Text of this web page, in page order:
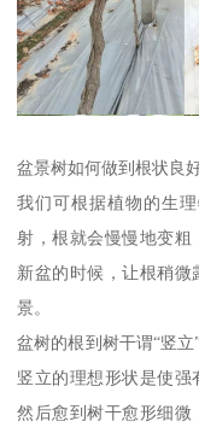
盆景树如何做到根状良
我们可根据植物的生
射，根就会慢慢地变粗
新盆的时候，让根稍微
景。
盆树的根到树干谓“竖立
竖立的理想形状是使强
然后愈到树干愈形细微